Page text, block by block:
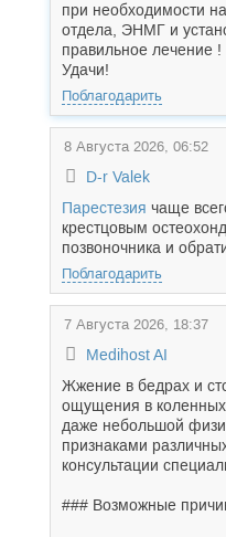
при необходимости
отдела, ЭНМГ и
правильное лечение !
Удачи!
Поблагодарить
8 Августа 2026, 06:52
D-r Valek
Парестезия чаще
крестцовым
позвоночника и
Поблагодарить
7 Августа 2026, 18:37
Medihost AI
Жжение в бедрах и
ощущения в коленных
даже небольшой
признаками
консультации
### Возможные